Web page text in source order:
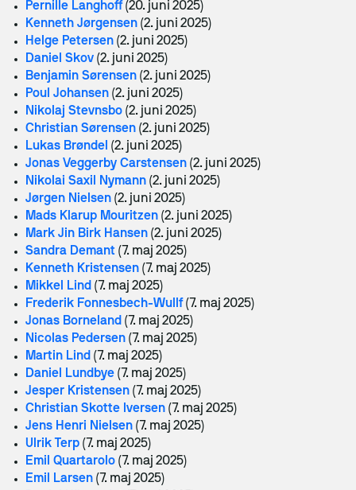
Pernille Langhoff (20. juni 2025)
Kenneth Jørgensen (2. juni 2025)
Helge Petersen (2. juni 2025)
Daniel Skov (2. juni 2025)
Benjamin Sørensen (2. juni 2025)
Poul Johansen (2. juni 2025)
Nikolaj Stevnsbo (2. juni 2025)
Christian Sørensen (2. juni 2025)
Lukas Brøndel (2. juni 2025)
Jonas Veggerby Carstensen (2. juni 2025)
Nikolai Saxil Nymann (2. juni 2025)
Jørgen Nielsen (2. juni 2025)
Mads Klarup Mouritzen (2. juni 2025)
Mark Jin Birk Hansen (2. juni 2025)
Sandra Demant (7. maj 2025)
Kenneth Kristensen (7. maj 2025)
Mikkel Lind (7. maj 2025)
Frederik Fonnesbech-Wullf (7. maj 2025)
Jonas Borneland (7. maj 2025)
Nicolas Pedersen (7. maj 2025)
Martin Lind (7. maj 2025)
Daniel Lundbye (7. maj 2025)
Jesper Kristensen (7. maj 2025)
Christian Skotte Iversen (7. maj 2025)
Jens Henri Nielsen (7. maj 2025)
Ulrik Terp (7. maj 2025)
Emil Quartarolo (7. maj 2025)
Emil Larsen (7. maj 2025)